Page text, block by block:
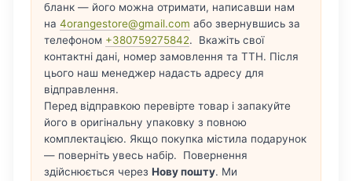
бланк — його можна отримати, написавши нам
на 4orangestore@gmail.com або звернувшись за
телефоном +380759275842. Вкажіть свої
контактні дані, номер замовлення та ТТН. Після
цього наш менеджер надасть адресу для
відправлення.
Перед відправкою перевірте товар і запакуйте
його в оригінальну упаковку з повною
комплектацією. Якщо покупка містила подарунок
— поверніть увесь набір. Повернення
здійснюється через Нову пошту. Ми